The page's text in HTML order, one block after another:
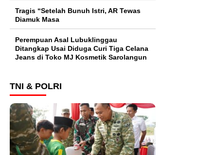
Tragis “Setelah Bunuh Istri, AR Tewas
Diamuk Masa
Perempuan Asal Lubuklinggau
Ditangkap Usai Diduga Curi Tiga Celana
Jeans di Toko MJ Kosmetik Sarolangun
TNI & POLRI